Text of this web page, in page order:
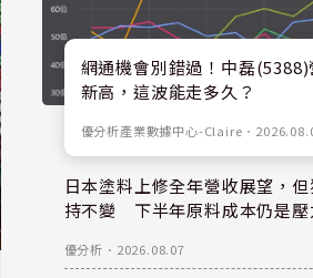
網通機會別錯過！中磊(5388)
新高，這波能走多久？
優分析產業數據中心-Claire ．
日本塗料上修全年營收展望，
持不變 下半年原料成本仍是壓
優分析 ． 2026.08.07